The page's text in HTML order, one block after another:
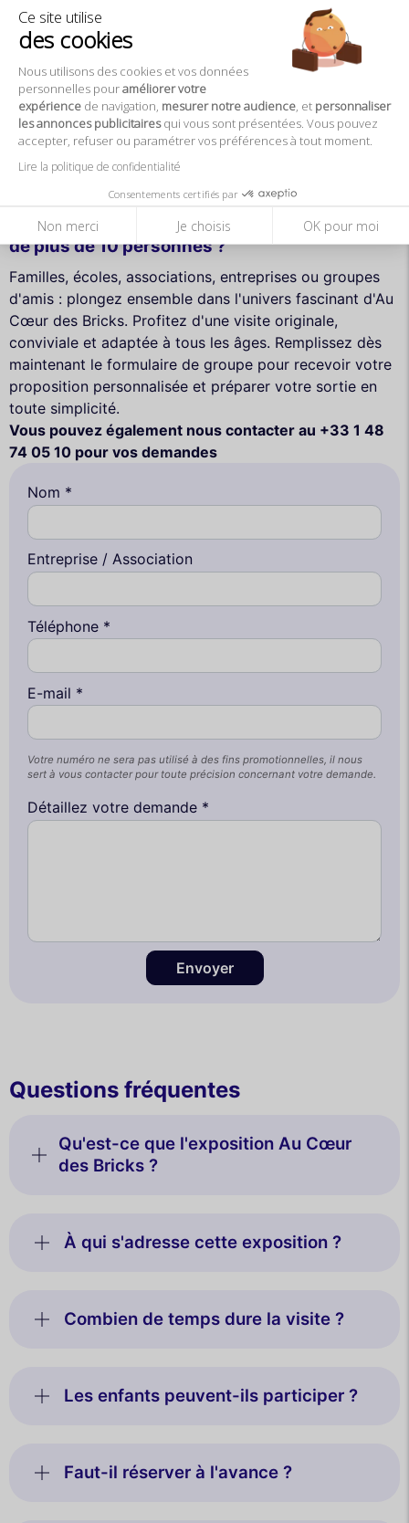
Ce site utilise
des cookies
Nous utilisons des cookies et vos données
personnelles pouraméliorer votre
expérience de navigation, mesurer notre audience , et personnaliser
les annonces publicitairesqui vous sont présentées. Vous pouvez
accepter, refuser ou paramétrer vos préférences à tout moment.
Lire la politique de confidentialité
Consentements certifiés par
Non merci Je choisis OK pour moi
explorer un monde où la créativité prend forme brique
après brique.
Offrez à votre groupe une
expérience créative inoubliable !
Vous organisez un évènement pour un groupe
de plus de 10 personnes ?
Familles, écoles, associations, entreprises ou groupes
d'amis : plongez ensemble dans l'univers fascinant d'Au
Cœur des Bricks. Profitez d'une visite originale,
conviviale et adaptée à tous les âges. Remplissez dès
maintenant le formulaire de groupe pour recevoir votre
proposition personnalisée et préparer votre sortie en
toute simplicité.
Vous pouvez également nous contacter au +33 1 48
74 05 10 pour vos demandes
Nom *
Entreprise / Association
Téléphone *
E-mail *
Votre numéro ne sera pas utilisé à des fins promotionnelles, il nous
sert à vous contacter pour toute précision concernant votre demande.
Détaillez votre demande *
Envoyer
Questions fréquentes
Qu'est-ce que l'exposition Au Cœur
des Bricks ?
À qui s'adresse cette exposition ?
Combien de temps dure la visite ?
Les enfants peuvent-ils participer ?
Faut-il réserver à l'avance ?